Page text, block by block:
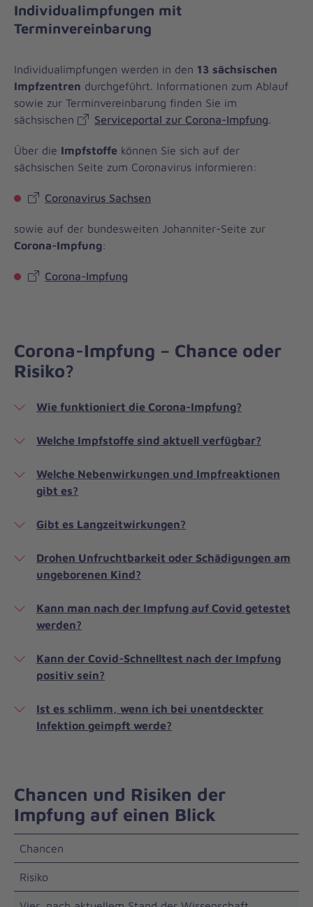
Individualimpfungen mit
Terminvereinbarung
Individualimpfungen werden in den 13 sächsischen
Impfzentren durchgeführt. Informationen zum Ablauf
sowie zur Terminvereinbarung finden Sie im
sächsischen
Serviceportal zur Corona-Impfung.
Über die Impfstoffe können Sie sich auf der
sächsischen Seite zum Coronavirus informieren:
Coronavirus Sachsen
sowie auf der bundesweiten Johanniter-Seite zur
Corona-Impfung:
Corona-Impfung
Corona-Impfung – Chance oder
Risiko?
Wie funktioniert die Corona-Impfung?
Welche Impfstoffe sind aktuell verfügbar?
Welche Nebenwirkungen und Impfreaktionen
gibt es?
Gibt es Langzeitwirkungen?
Drohen Unfruchtbarkeit oder Schädigungen am
ungeborenen Kind?
Kann man nach der Impfung auf Covid getestet
werden?
Kann der Covid-Schnelltest nach der Impfung
positiv sein?
Ist es schlimm, wenn ich bei unentdeckter
Infektion geimpft werde?
Chancen und Risiken der
Impfung auf einen Blick
Chancen
Risiko